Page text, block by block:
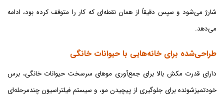
شارژ می‌شود و سپس دقیقاً از همان نقطه‌ای که کار را متوقف کرده بود، ادامه
می‌دهد.
طراحی‌شده برای خانه‌هایی با حیوانات خانگی
دارای قدرت مکش بالا برای جمع‌آوری موهای سرسخت حیوانات خانگی، برس
خودتمیزشونده برای جلوگیری از پیچیدن مو، و سیستم فیلتراسیون چندمرحله‌ای